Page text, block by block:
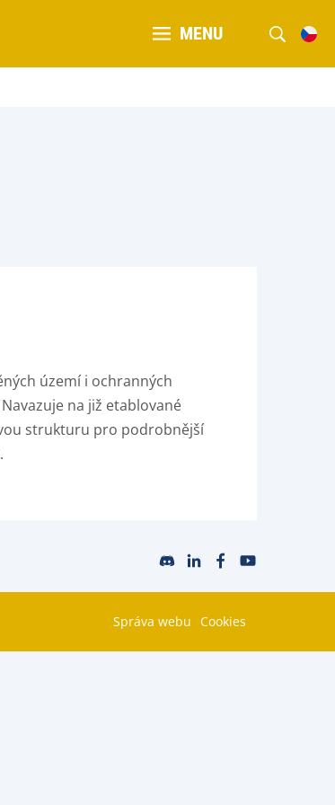
MENU
území i ochranných
na již etablované
strukturu pro podrobnější
Správa webu Cookies